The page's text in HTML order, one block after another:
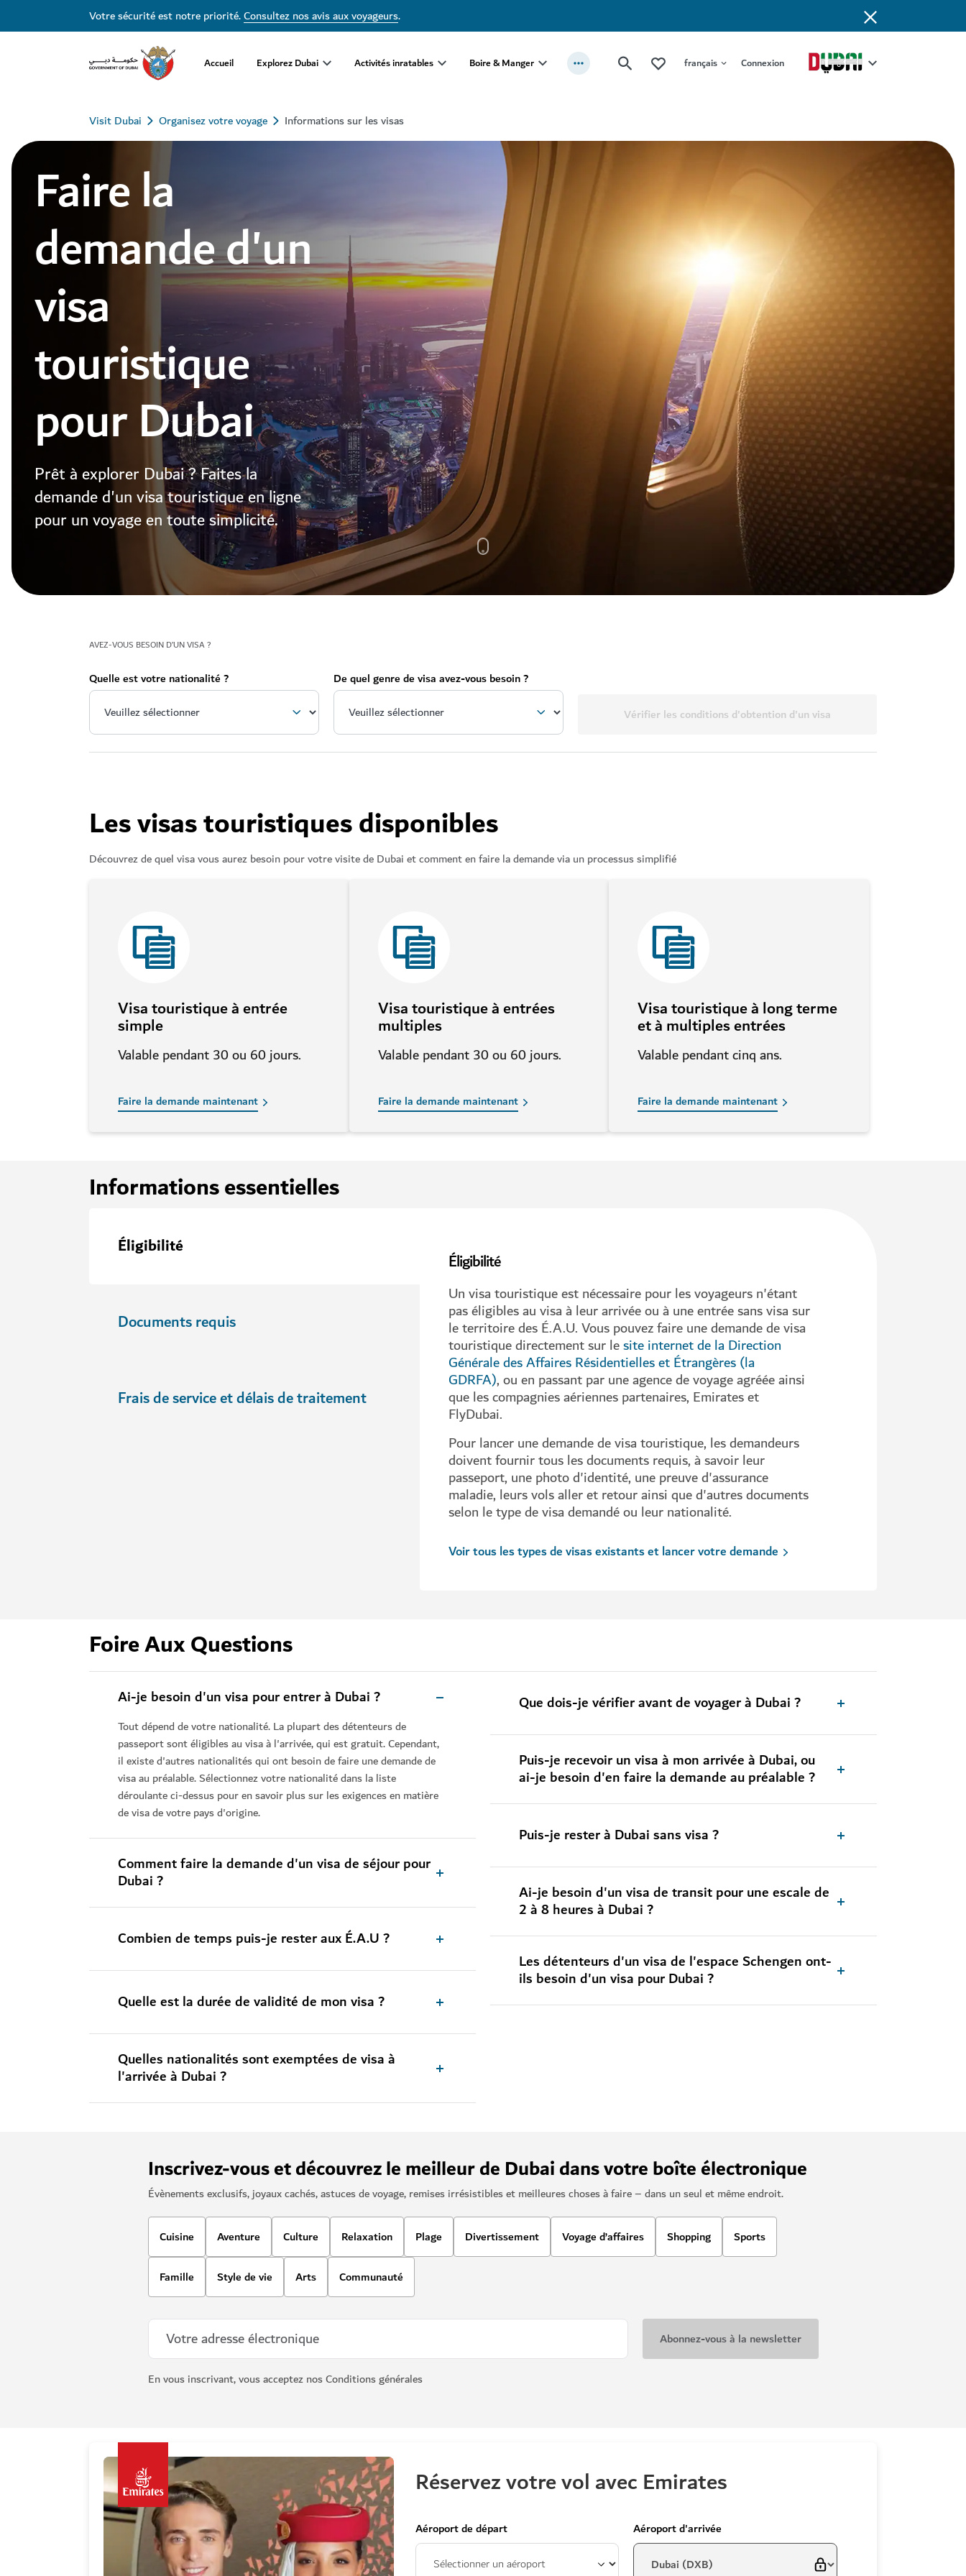
Votre sécurité est notre priorité.Consultez nos avis aux voyageurs.
Accueil Explorez Dubai Activités inratables Boire & Manger français Connexion
Visit Dubai Organisez votre voyage Informations sur les visas
Faire la
demande d'un
visa
touristique
pour Dubai
Prêt à explorer Dubai ? Faites la
demande d'un visa touristique en ligne
pour un voyage en toute simplicité.
AVEZ-VOUS BESOIN D’UN VISA ?
Quelle est votre nationalité ?
De quel genre de visa avez-vous besoin ?
Vérifier les conditions d'obtention d'un visa
Les visas touristiques disponibles
Découvrez de quel visa vous aurez besoin pour votre visite de Dubai et comment en faire la demande via un processus simplifié
Visa touristique à entrée
simple
Valable pendant 30 ou 60 jours.
Faire la demande maintenant
Visa touristique à entrées
multiples
Valable pendant 30 ou 60 jours.
Faire la demande maintenant
Visa touristique à long terme
et à multiples entrées
Valable pendant cinq ans.
Faire la demande maintenant
Informations essentielles
Éligibilité
Éligibilité
Un visa touristique est nécessaire pour les voyageurs n'étant
pas éligibles au visa à leur arrivée ou à une entrée sans visa sur
le territoire des É.A.U. Vous pouvez faire une demande de visa
touristique directement sur lesite internet de la Direction
Générale des Affaires Résidentielles et Étrangères (la
GDRFA),ou en passant par une agence de voyage agréée ainsi
que les compagnies aériennes partenaires, Emirates et
FlyDubai.
Pour lancer une demande de visa touristique, les demandeurs
doivent fournir tous les documents requis, à savoir leur
passeport, une photo d'identité, une preuve d'assurance
maladie, leurs vols aller et retour ainsi que d'autres documents
selon le type de visa demandé ou leur nationalité.
Voir tous les types de visas existants et lancer votre demande
Documents requis
Frais de service et délais de traitement
Foire Aux Questions
Ai-je besoin d'un visa pour entrer à Dubai ?
Tout dépend de votre nationalité. La plupart des détenteurs de
passeport sont éligibles au visa à l'arrivée, qui est gratuit. Cependant,
il existe d'autres nationalités qui ont besoin de faire une demande de
visa au préalable. Sélectionnez votre nationalité dans la liste
déroulante ci-dessus pour en savoir plus sur les exigences en matière
de visa de votre pays d'origine.
Comment faire la demande d'un visa de séjour pour
Dubai ?
Combien de temps puis-je rester aux É.A.U ?
Quelle est la durée de validité de mon visa ?
Quelles nationalités sont exemptées de visa à
l'arrivée à Dubai ?
Que dois-je vérifier avant de voyager à Dubai ?
Puis-je recevoir un visa à mon arrivée à Dubai, ou
ai-je besoin d'en faire la demande au préalable ?
Puis-je rester à Dubai sans visa ?
Ai-je besoin d'un visa de transit pour une escale de
2 à 8 heures à Dubai ?
Les détenteurs d'un visa de l'espace Schengen ont-
ils besoin d'un visa pour Dubai ?
Inscrivez-vous et découvrez le meilleur de Dubai dans votre boîte électronique
Évènements exclusifs, joyaux cachés, astuces de voyage, remises irrésistibles et meilleures choses à faire – dans un seul et même endroit.
Cuisine Aventure Culture Relaxation Plage Divertissement Voyage d’affaires Shopping Sports
Famille Style de vie Arts Communauté
En vous inscrivant, vous acceptez nos Conditions générales
Réservez votre vol avec Emirates
Aéroport de départ Aéroport d'arrivée